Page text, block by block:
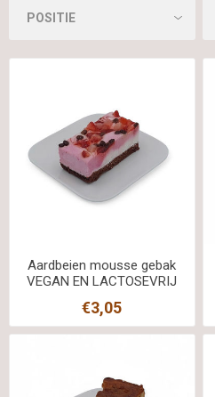
Aardbeien mousse gebak
VEGAN EN LACTOSEVRIJ
€3,05